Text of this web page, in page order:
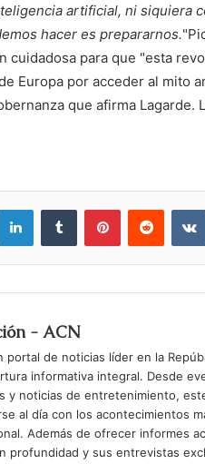
artificial, ni siquiera
hacer es prepararnos.
cuidadosa para que "esta
Europa por acceder al mito
que afirma Lagarde.
- ACN
portal de noticias líder en la
informativa integral. Desde
y noticias de entretenimiento,
al día con los acontecimientos
Además de ofrecer informes
profundidad y sus entrevistas